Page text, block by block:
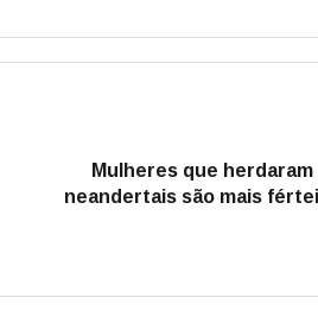
Mulheres que
neandertais são mais